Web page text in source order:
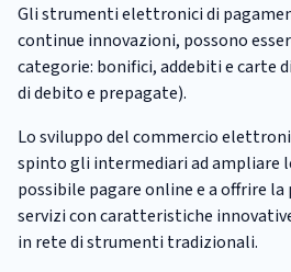
Gli strumenti elettronici di
continue innovazioni, possono
categorie: bonifici, addebiti e carte
di debito e prepagate).
Lo sviluppo del commercio
spinto gli intermediari ad ampliare
possibile pagare online e a offrire
servizi con caratteristiche
in rete di strumenti tradizionali.